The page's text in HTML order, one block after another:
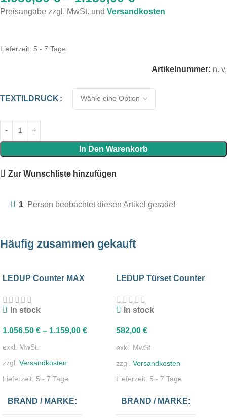
Preisangabe zzgl. MwSt. und Versandkosten
Lieferzeit: 5 - 7 Tage
Artikelnummer: n. v.
TEXTILDRUCK
In Den Warenkorb
Zur Wunschliste hinzufügen
1 Person beobachtet diesen Artikel gerade!
Häufig zusammen gekauft
LEDUP Counter MAX
In stock
1.056,50 € – 1.159,00 €
exkl. MwSt.
zzgl. Versandkosten
Lieferzeit: 5 - 7 Tage
BRAND / MARKE
LEDUP Türset Counter
In stock
582,00 €
exkl. MwSt.
zzgl. Versandkosten
Lieferzeit: 5 - 7 Tage
BRAND / MARKE